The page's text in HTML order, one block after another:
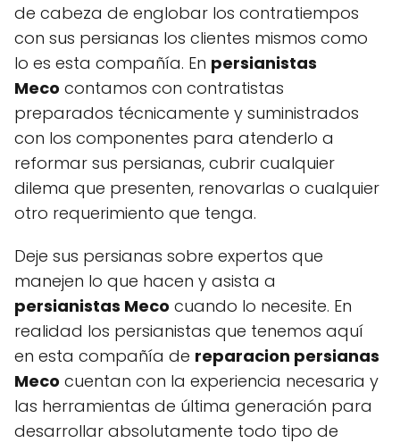
de cabeza de englobar los contratiempos
con sus persianas los clientes mismos como
lo es esta compañía. En persianistas
Meco contamos con contratistas
preparados técnicamente y suministrados
con los componentes para atenderlo a
reformar sus persianas, cubrir cualquier
dilema que presenten, renovarlas o cualquier
otro requerimiento que tenga.
Deje sus persianas sobre expertos que
manejen lo que hacen y asista a
persianistas Meco cuando lo necesite. En
realidad los persianistas que tenemos aquí
en esta compañía de reparacion persianas
Meco cuentan con la experiencia necesaria y
las herramientas de última generación para
desarrollar absolutamente todo tipo de